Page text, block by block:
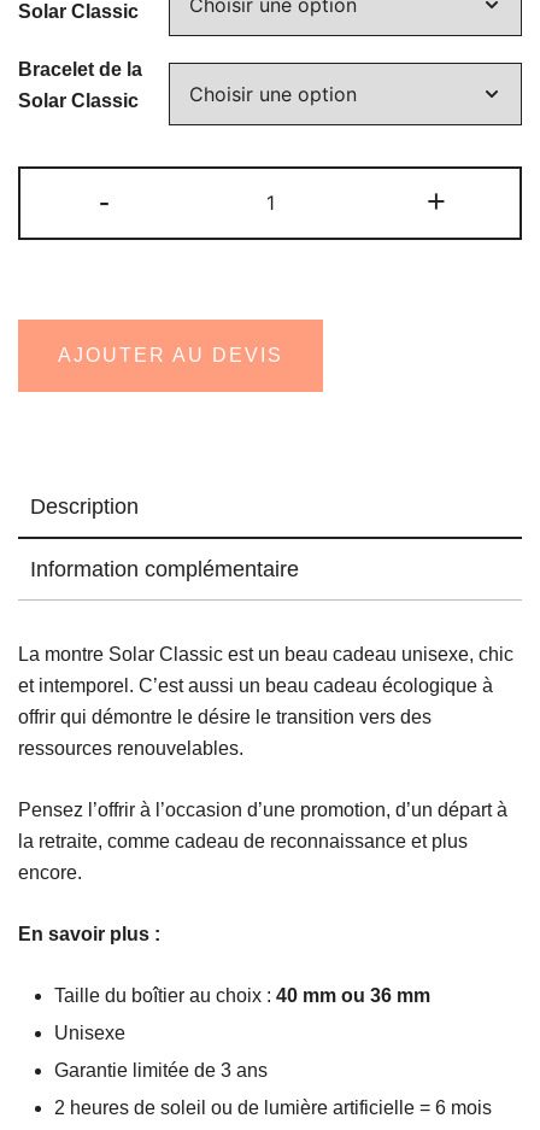
Solar Classic
Bracelet de la
Solar Classic
-
de
Montre
+
AJOUTER AU DEVIS
Description
Information complémentaire
La montre Solar Classic est un beau cadeau unisexe, chic
et intemporel. C’est aussi un beau cadeau écologique à
offrir qui démontre le désire le transition vers des
ressources renouvelables.
Pensez l’offrir à l’occasion d’une promotion, d’un départ à
la retraite, comme cadeau de reconnaissance et plus
encore.
En savoir plus :
Taille du boîtier au choix : 40 mm ou 36 mm
Unisexe
Garantie limitée de 3 ans
2 heures de soleil ou de lumière artificielle = 6 mois